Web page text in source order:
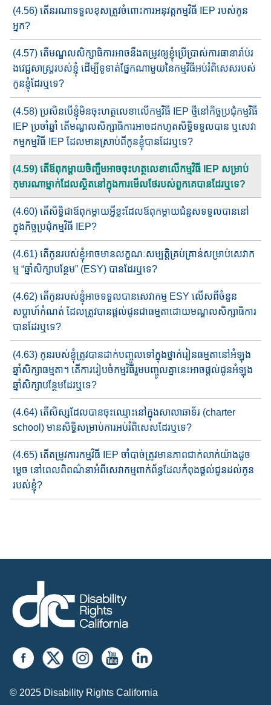
(4.56) តើនរណា​ទទួលខុសត្រូវ​ចំពោះការអ​នុវត្ត​កម្មវិធី IEP របស់​កូន​
អ្នក?
(4.57) តើ​មណ្ឌលសិក្សាធិការ​អាចនឹង​តម្រូវ​ឲ្យខ្ញុំ​ប្រើប្រាស់​ការធានា​រ៉ាប់រ​
ង​​វេជ្ជសាស្ត្រ​របស់ខ្ញុំ ដើម្បីទូទាត់​ផ្នែកណាមួយ​នៃ​កម្មវិធី​អប់រំពិសេស​របស់​
កូនខ្ញុំដែរឬទេ?
(4.58) ប្រសិនបើ​ខ្ញុំមិនចុះហត្ថលេខា​លើកម្មវិធី​ IEP ថ្មីនៅកិច្ច​ប្រជុំកម្មវិធី​​
IEP ប្រចាំឆ្នាំ​ តើ​មណ្ឌលសិក្សាធិការ​​អាច​ដក​ហូត​​​សិទ្ធិ​ទទួលបាន​ ឬ​សេវា
កម្ម​​កម្មវិធី​ IEP ដែលមានស្រាប់​ពីកូន​ខ្ញុំបានដែរឬទេ?
(4.59) តើឪពុកម្តាយចិញ្ចឹម​អាច​ចុះ​ហត្ថលេខា​លើកម្មវិធី​ IEP សម្រាប់​​
កុមារ​ណា​ម្នាក់ដែលស្ថិត​នៅក្នុងការមើលថែ​របស់​ពួក​គេ​បានដែរឬទេ?
(4.60) តើសិទ្ធិ​ជា​​ឪពុកម្តាយ​អ្វីខ្លះ​ដែល​ឪពុកម្តាយ​ជំនួសទទួលបាន​​នៅ​
ក្នុង​កិច្ច​ប្រជុំកម្មវិធី IEP?
(4.61) តើកូនរបស់ខ្ញុំ​អាច​មាន​លក្ខណៈសម្បត្តិគ្រប់គ្រាន់​សម្រាប់​សេវាក​
ម្ម​​ “ឆ្នាំសិក្សាបន្ថែម​​” (ESY) បាន​ដែរឬទេ?
(4.62) តើ​កូនរបស់ខ្ញុំ​អាច​ទទួលបាន​សេវាកម្ម ESY លើស​ពី​ចំនួន​
សប្តាហ៍​កំណត់​ ដែលត្រូវបាន​ផ្តល់ជូន​ជាធម្មតា​ដោយ​មណ្ឌលសិក្សា​ធិការ​
បាន​​ដែរឬទេ?
(4.63) កូនរបស់ខ្ញុំ​ត្រូវបាន​ដាក់បញ្ចូល​ទៅក្នុង​ថ្នាក់រៀនធម្មតា​នៅ​អំឡុង​​
ឆ្នាំ​​សិក្សា​ធម្មតា​។ តើ​ការរៀបចំកម្មវិធី​រួមបញ្ចូលគ្នា​នេះ​​អាចផ្តល់ជូន​អំឡុង​​
ឆ្នាំ​សិក្សា​​បន្ថែម​​​​ដែរឬទេ?
(4.64) តើសិស្ស​ដែល​បានចុះ​ឈ្មោះ​នៅក្នុង​សាលាឆាទ័រ​ (charter
schoo​l) មានសិទ្ធិ​សម្រាប់ការ​អប់រំពិសេស​ដែរឬទេ?
(4.65) តើ​តម្រូវ​ការ​កម្ម​វិធី​ IEP ចាំបាច់ត្រូវ​មាន​ភាព​ជាក់លាក់​យ៉ាង​ដូច
ម្តេច​ នៅពេល​ពិពណ៌នា​អំពី​សេវាកម្មពាក់ព័ន្ធ​ដែល​​កំពុង​ផ្តល់ជូន​ដល់​កូន
របស់ខ្ញុំ?
© 2025 Disability Rights California